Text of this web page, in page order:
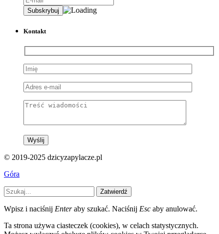
Kontakt
© 2019-2025 dzicyzapylacze.pl
Góra
Zatwierdź
Wpisz i naciśnij Enteraby szukać. Naciśnij Esc aby anulować.
Ta strona używa ciasteczek (cookies), w celach statystycznych.